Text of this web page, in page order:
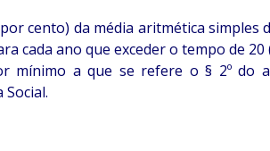
cento) da média aritmética simples
cada ano que exceder o tempo de
mínimo a que se refere o § 2º do